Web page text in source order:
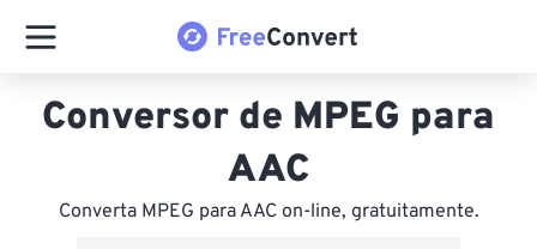
Conversor de MPEG para
AAC
Converta MPEG para AAC on-line, gratuitamente.